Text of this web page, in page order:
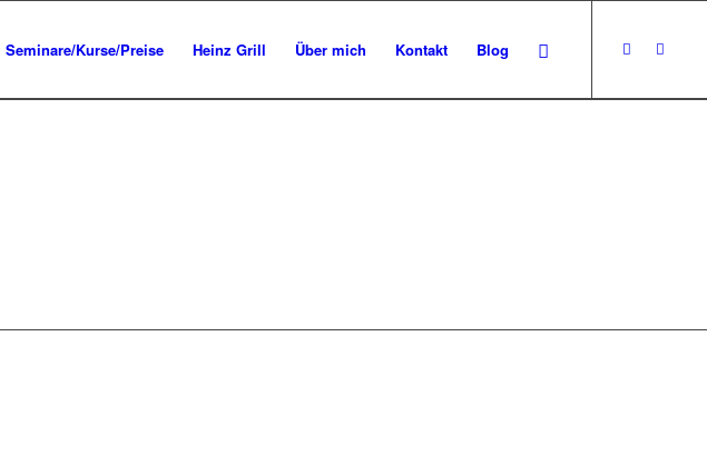
Seminare/Kurse/Preise Heinz Grill Über mich Kontakt Blog